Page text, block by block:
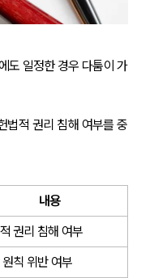
도 일정한 경우 다툼이 가
법적 권리 침해 여부를 중
내용
권리 침해 여부
칙 위반 여부